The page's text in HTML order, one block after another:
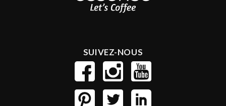
SUIVEZ-NOUS